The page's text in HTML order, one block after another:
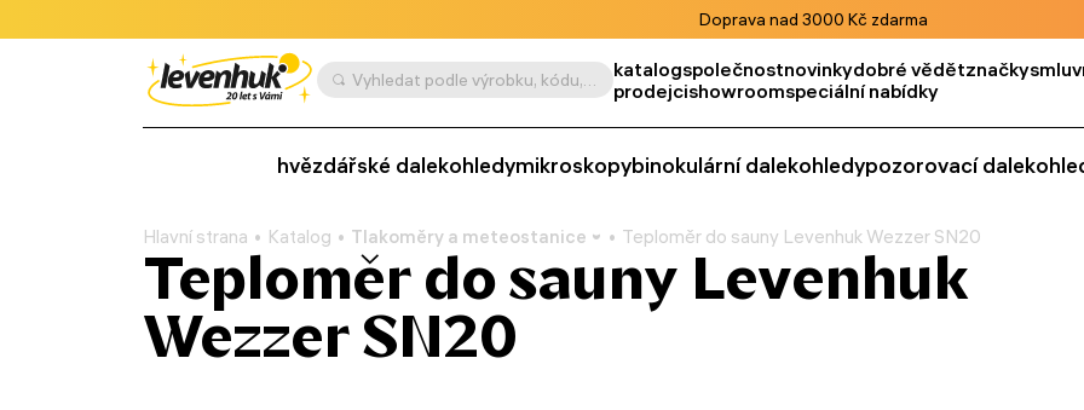
Doprava nad 3000 Kč zdarma
Vyhledat podle výrobku, kódu, kategorie apod. katalogspolečnostnovinkydobré vědětznačky
prodejcishowroomspeciální nabídky
hvězdářské dalekohledymikroskopybinokulární dalekohledypozorovací
Hlavní strana Katalog Tlakoměry a meteostanice Teploměr do sauny Levenhuk Wezzer SN20
Teploměr do sauny Levenhuk
Wezzer SN20